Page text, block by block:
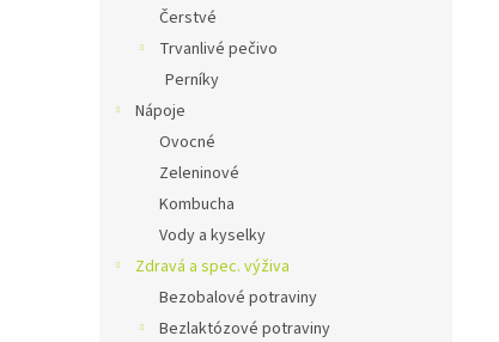
Čerstvé
Trvanlivé pečivo
Perníky
Nápoje
Ovocné
Zeleninové
Kombucha
Vody a kyselky
Zdravá a spec. výživa
Bezobalové potraviny
Bezlaktózové potraviny